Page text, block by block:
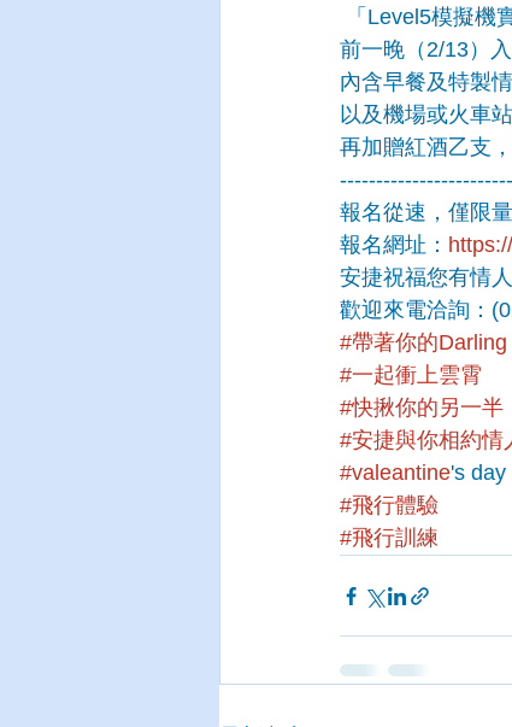
「Level5模擬機
前一晚（2/13）
內含早餐及特製
以及機場或火車
再加贈紅酒乙支
報名從速，僅限
報名網址：
安捷祝福您有情
歡迎來電洽詢：
#帶著你的Darling
#一起衝上雲霄
#快揪你的另一半
#安捷與你相約情
#valeantine's day
#飛行體驗
#飛行訓練